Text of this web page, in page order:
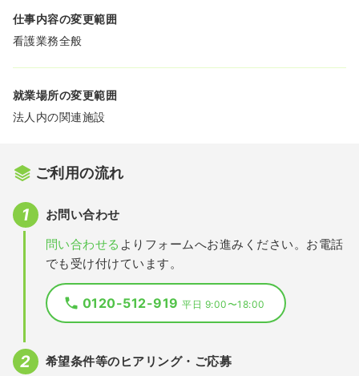
仕事内容の変更範囲
看護業務全般
就業場所の変更範囲
法人内の関連施設
ご利用の流れ
お問い合わせ
問い合わせる よりフォームへお進みください。お電話
でも受け付けています。
0120-512-919平日 9:00〜18:00
希望条件等のヒアリング・ご応募